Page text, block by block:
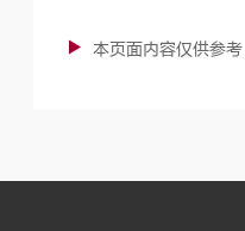
本页面内容仅供参